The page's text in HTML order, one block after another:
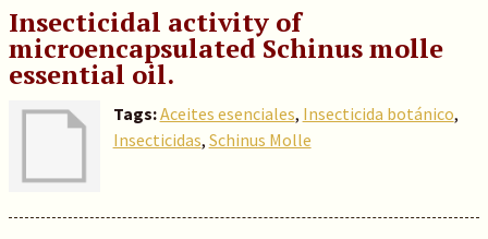
Insecticidal activity of
microencapsulated Schinus molle
essential oil.
Tags:Aceites esenciales, Insecticida botánico,
Insecticidas, Schinus Molle